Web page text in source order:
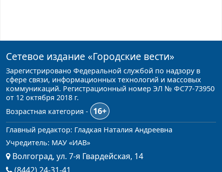
Сетевое издание «Городские вести»
Зарегистрировано Федеральной службой по надзору в
сфере связи, информационных технологий и массовых
коммуникаций. Регистрационный номер ЭЛ № ФС77-73950
от 12 октября 2018 г.
Возрастная категория -
16+
Главный редактор: Гладкая Наталия Андреевна
Учредитель: МАУ «ИАВ»
Волгоград, ул. 7-я Гвардейская, 14